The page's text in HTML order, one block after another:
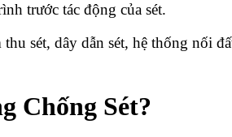
trước tác động của sét.
sét, dây dẫn sét, hệ thống nối
Chống Sét?